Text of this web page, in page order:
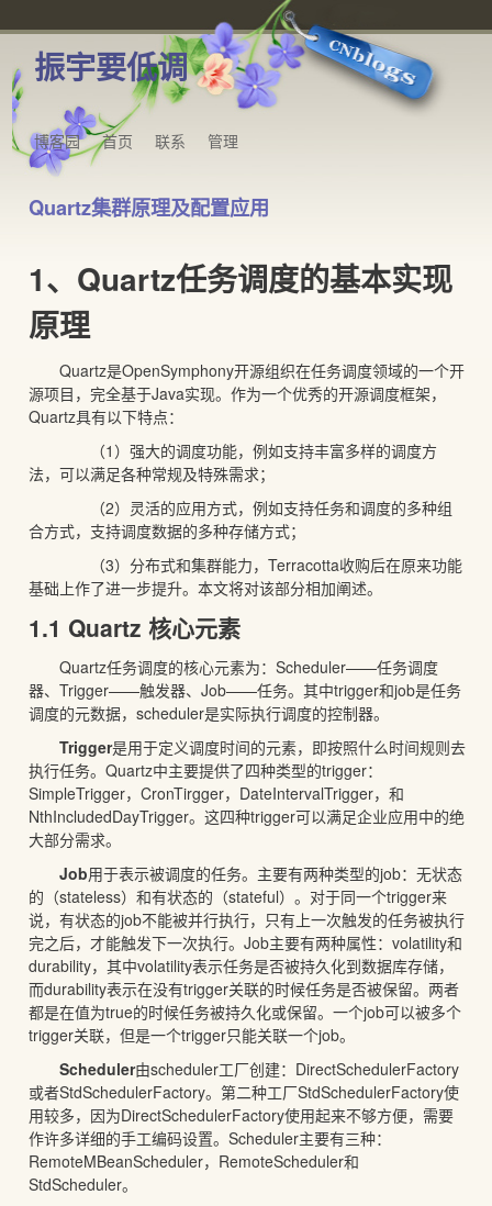
振宇要低调
博客园 首页 联系 管理
Quartz集群原理及配置应用
1、Quartz任务调度的基本实现
原理
Quartz是OpenSymphony开源组织在任务调度领域的一个开
源项目，完全基于Java实现。作为一个优秀的开源调度框架，
Quartz具有以下特点：
（1）强大的调度功能，例如支持丰富多样的调度方
法，可以满足各种常规及特殊需求；
（2）灵活的应用方式，例如支持任务和调度的多种组
合方式，支持调度数据的多种存储方式；
（3）分布式和集群能力，Terracotta收购后在原来功能
基础上作了进一步提升。本文将对该部分相加阐述。
1.1 Quartz 核心元素
Quartz任务调度的核心元素为：Scheduler——任务调度
器、Trigger——触发器、Job——任务。其中trigger和job是任务
调度的元数据，scheduler是实际执行调度的控制器。
Trigger是用于定义调度时间的元素，即按照什么时间规则去
执行任务。Quartz中主要提供了四种类型的trigger：
SimpleTrigger，CronTirgger，DateIntervalTrigger，和
NthIncludedDayTrigger。这四种trigger可以满足企业应用中的绝
大部分需求。
Job用于表示被调度的任务。主要有两种类型的job：无状态
的（stateless）和有状态的（stateful）。对于同一个trigger来
说，有状态的job不能被并行执行，只有上一次触发的任务被执行
完之后，才能触发下一次执行。Job主要有两种属性：volatility和
durability，其中volatility表示任务是否被持久化到数据库存储，
而durability表示在没有trigger关联的时候任务是否被保留。两者
都是在值为true的时候任务被持久化或保留。一个job可以被多个
trigger关联，但是一个trigger只能关联一个job。
Scheduler由scheduler工厂创建：DirectSchedulerFactory
或者StdSchedulerFactory。第二种工厂StdSchedulerFactory使
用较多，因为DirectSchedulerFactory使用起来不够方便，需要
作许多详细的手工编码设置。Scheduler主要有三种：
RemoteMBeanScheduler，RemoteScheduler和
StdScheduler。